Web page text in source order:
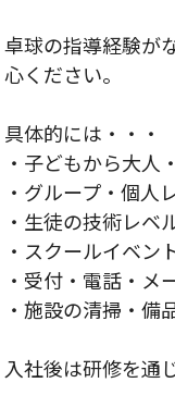
卓球の指導経験が
心ください。
具体的には・・・
・子どもから大人
・グループ・個人
・生徒の技術レベ
・スクールイベン
・受付・電話・メ
・施設の清掃・備
入社後は研修を通